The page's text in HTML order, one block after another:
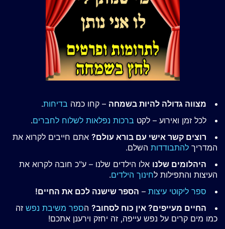
מצווה גדולה להיות בשמחה – קחו כמה בדיחות.
לכל זמן ואירוע – לקט ברכות נפלאות לשלוח לחברים.
רוצים קשר אישי עם בורא עולם? אתם חייבים לקרוא את
המדריך להתבודדות השלם.
היהלומים שלנו אלו הילדים שלנו – ע"כ חובה לקרוא את
העיצות והתפילות לחינוך הילדים.
ספר ליקוטי עיצות – הספר שישנה לכם את החיים!
החיים מעייפים? אין כוח לסחוב? הספר משיבת נפש זה
כמו מים קרים על נפש עייפה, זה יחזק וירענן אתכם!